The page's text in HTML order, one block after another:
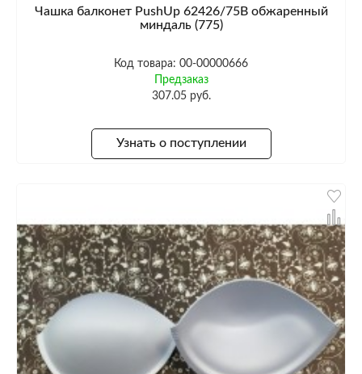
Чашка балконет PushUp 62426/75B обжаренный
миндаль (775)
Код товара: 00-00000666
Предзаказ
307.05 руб.
Узнать о поступлении